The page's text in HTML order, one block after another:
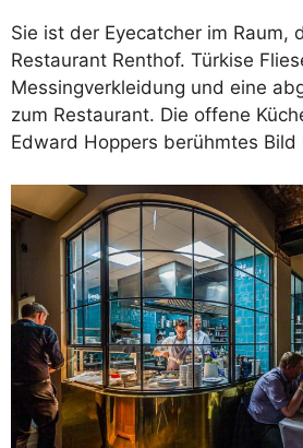
Sie ist der Eyecatcher im Raum,
Restaurant Renthof. Türkise
Messingverkleidung und eine
zum Restaurant. Die offene
Edward Hoppers berühmtes Bild